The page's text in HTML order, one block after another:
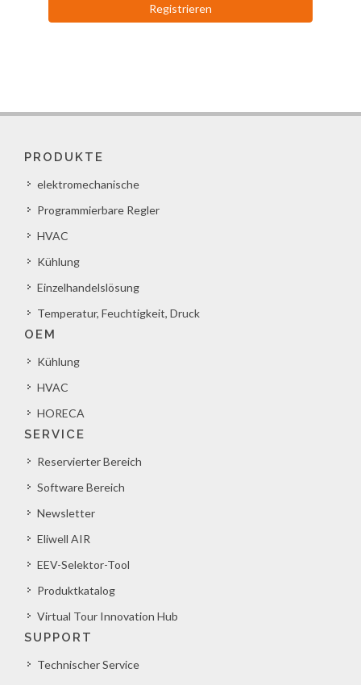
Registrieren
PRODUKTE
elektromechanische
Programmierbare Regler
HVAC
Kühlung
Einzelhandelslösung
Temperatur, Feuchtigkeit, Druck
OEM
Kühlung
HVAC
HORECA
SERVICE
Reservierter Bereich
Software Bereich
Newsletter
Eliwell AIR
EEV-Selektor-Tool
Produktkatalog
Virtual Tour Innovation Hub
SUPPORT
Technischer Service